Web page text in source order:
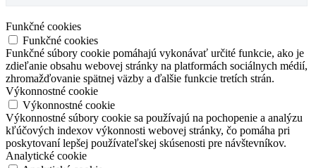
Funkčné cookies
Funkčné cookies
Funkčné súbory cookie pomáhajú vykonávať určité funkcie, ako je
zdieľanie obsahu webovej stránky na platformách sociálnych médií,
zhromažďovanie spätnej väzby a ďalšie funkcie tretích strán.
Výkonnostné cookie
Výkonnostné cookie
Výkonnostné súbory cookie sa používajú na pochopenie a analýzu
kľúčových indexov výkonnosti webovej stránky, čo pomáha pri
poskytovaní lepšej používateľskej skúsenosti pre návštevníkov.
Analytické cookie